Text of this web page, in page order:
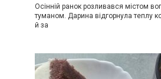
Осінній ранок розливався містом
туманом. Дарина відгорнула теплу
й за